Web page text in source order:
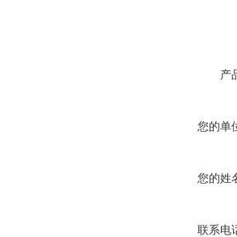
产
您的单
您的姓
联系电